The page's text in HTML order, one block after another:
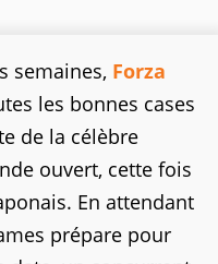
semaines, Forza
les bonnes cases
de la célèbre
ouvert, cette fois
En attendant
prépare pour